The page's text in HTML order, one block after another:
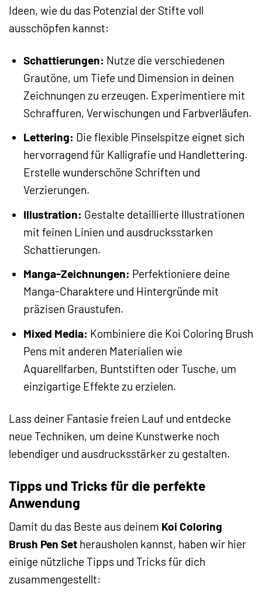
Ideen, wie du das Potenzial der Stifte voll
ausschöpfen kannst:
Schattierungen: Nutze die verschiedenen
Grautöne, um Tiefe und Dimension in deinen
Zeichnungen zu erzeugen. Experimentiere mit
Schraffuren, Verwischungen und Farbverläufen.
Lettering: Die flexible Pinselspitze eignet sich
hervorragend für Kalligrafie und Handlettering.
Erstelle wunderschöne Schriften und
Verzierungen.
Illustration: Gestalte detaillierte Illustrationen
mit feinen Linien und ausdrucksstarken
Schattierungen.
Manga-Zeichnungen: Perfektioniere deine
Manga-Charaktere und Hintergründe mit
präzisen Graustufen.
Mixed Media: Kombiniere die Koi Coloring Brush
Pens mit anderen Materialien wie
Aquarellfarben, Buntstiften oder Tusche, um
einzigartige Effekte zu erzielen.
Lass deiner Fantasie freien Lauf und entdecke
neue Techniken, um deine Kunstwerke noch
lebendiger und ausdrucksstärker zu gestalten.
Tipps und Tricks für die perfekte
Anwendung
Damit du das Beste aus deinem Koi Coloring
Brush Pen Set herausholen kannst, haben wir hier
einige nützliche Tipps und Tricks für dich
zusammengestellt: